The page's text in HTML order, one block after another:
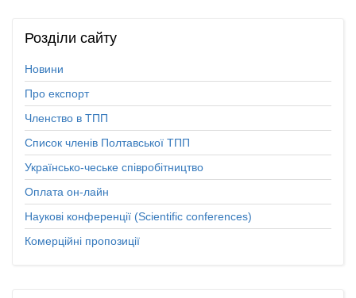
Розділи сайту
Новини
Про експорт
Членство в ТПП
Список членів Полтавської ТПП
Українсько-чеське співробітництво
Оплата он-лайн
Наукові конференції (Scientific conferences)
Комерційні пропозиції